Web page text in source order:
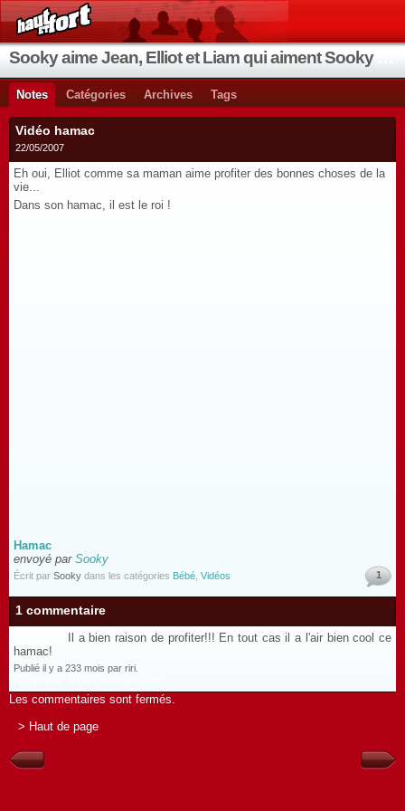
Notes Catégories Archives Tags
Vidéo hamac
22/05/2007
Eh oui, Elliot comme sa maman aime profiter des bonnes choses de la
vie...
Dans son hamac, il est le roi !
Hamac
envoyé par Sooky
Écrit par Sooky dans les catégories Bébé Vidéos 1
1 commentaire
Il a bien raison de profiter!!! En tout cas il a l'air bien cool ce
hamac!
Publié il y a 233 mois par riri.
Les commentaires sont fermés.
> Haut de page